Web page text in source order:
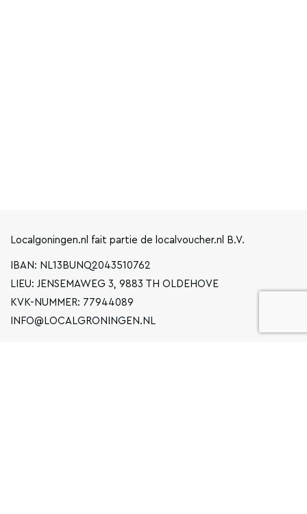
Localgoningen.nl fait partie de localvoucher.nl B.V.
IBAN: NL13BUNQ2043510762
LIEU: JENSEMAWEG 3, 9883 TH OLDEHOVE
KVK-NUMMER: 77944089
INFO@LOCALGRONINGEN.NL